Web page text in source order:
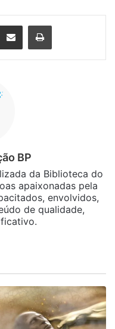
Compartilhar via e-mail Imprimir
BP
da Biblioteca do
apaixonadas pela
envolvidos,
de qualidade,